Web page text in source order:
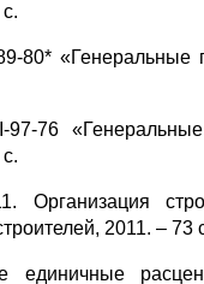
80*
76
2011. – 73
единичные